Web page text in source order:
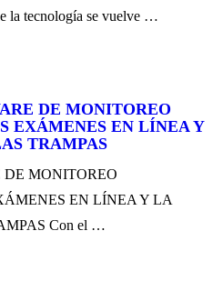
la tecnología se vuelve …
DE MONITOREO
EXÁMENES EN LÍNEA Y
TRAMPAS
DE MONITOREO
EN LÍNEA Y LA
Con el …